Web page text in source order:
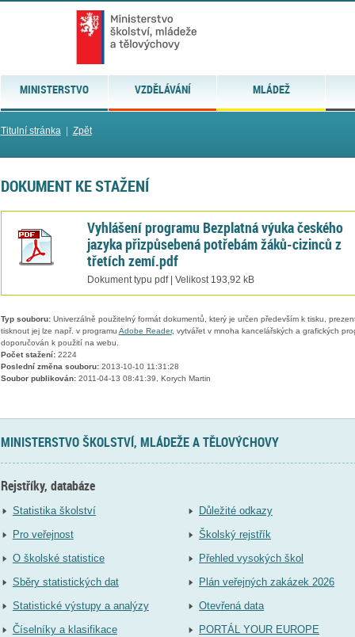
MINISTERSTVO VZDĚLÁVÁNÍ MLÁDEŽ
Titulní stránka| Zpět
DOKUMENT KE STAŽENÍ
Vyhlášení programu Bezplatná výuka českého
jazyka přizpůsebená potřebám žáků-cizinců z
třetích zemí.pdf
Dokument typu pdf | Velikost 193,92 kB
Typ souboru:Univerzálně použitelný formát dokumentů, který je určen především k tisku,
tisknout jej lze např. v programu Adobe Reader, vytvářet v mnoha kancelářských a grafických
doporučován k použití na webu.
Počet stažení:2224
Poslední změna souboru:2013-10-10 11:31:28
Soubor publikován:2011-04-13 08:41:39, Korych Martin
MINISTERSTVO ŠKOLSTVÍ, MLÁDEŽE A TĚLOVÝCHOVY
Rejstříky, databáze
Statistika školství
Pro veřejnost
O školské statistice
Sběry statistických dat
Statistické výstupy a analýzy
Číselníky a klasifikace
Důležité odkazy
Školský rejstřík
Přehled vysokých škol
Plán veřejných zakázek 2026
Otevřená data
PORTÁL YOUR EUROPE